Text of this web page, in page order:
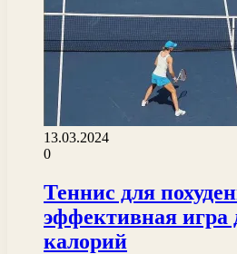
13.03.2024
0
Теннис для
эффективная игра
калорий